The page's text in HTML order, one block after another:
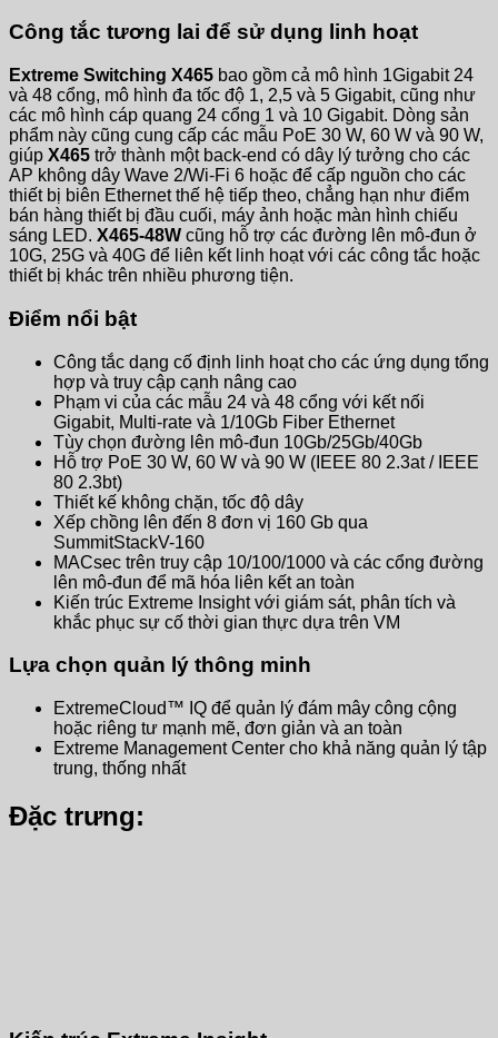
Công tắc tương lai để sử dụng linh hoạt
Extreme Switching X465 bao gồm cả mô hình 1Gigabit 24
và 48 cổng, mô hình đa tốc độ 1, 2,5 và 5 Gigabit, cũng như
các mô hình cáp quang 24 cổng 1 và 10 Gigabit. Dòng sản
phẩm này cũng cung cấp các mẫu PoE 30 W, 60 W và 90 W,
giúp X465 trở thành một back-end có dây lý tưởng cho các
AP không dây Wave 2/Wi-Fi 6 hoặc để cấp nguồn cho các
thiết bị biên Ethernet thế hệ tiếp theo, chẳng hạn như điểm
bán hàng thiết bị đầu cuối, máy ảnh hoặc màn hình chiếu
sáng LED. X465-48W cũng hỗ trợ các đường lên mô-đun ở
10G, 25G và 40G để liên kết linh hoạt với các công tắc hoặc
thiết bị khác trên nhiều phương tiện.
Điểm nổi bật
Công tắc dạng cố định linh hoạt cho các ứng dụng tổng
hợp và truy cập cạnh nâng cao
Phạm vi của các mẫu 24 và 48 cổng với kết nối
Gigabit, Multi-rate và 1/10Gb Fiber Ethernet
Tùy chọn đường lên mô-đun 10Gb/25Gb/40Gb
Hỗ trợ PoE 30 W, 60 W và 90 W (IEEE 80 2.3at / IEEE
80 2.3bt)
Thiết kế không chặn, tốc độ dây
Xếp chồng lên đến 8 đơn vị 160 Gb qua
SummitStackV-160
MACsec trên truy cập 10/100/1000 và các cổng đường
lên mô-đun để mã hóa liên kết an toàn
Kiến trúc Extreme Insight với giám sát, phân tích và
khắc phục sự cố thời gian thực dựa trên VM
Lựa chọn quản lý thông minh
ExtremeCloud™ IQ để quản lý đám mây công cộng
hoặc riêng tư mạnh mẽ, đơn giản và an toàn
Extreme Management Center cho khả năng quản lý tập
trung, thống nhất
Đặc trưng: